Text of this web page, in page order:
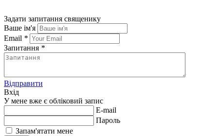
Задати запитання священику
Ваше ім'я
Email *
Запитання *
Відправити
Вхід
У мене вже є обліковий запис
E-mail
Пароль
Запам'ятати мене